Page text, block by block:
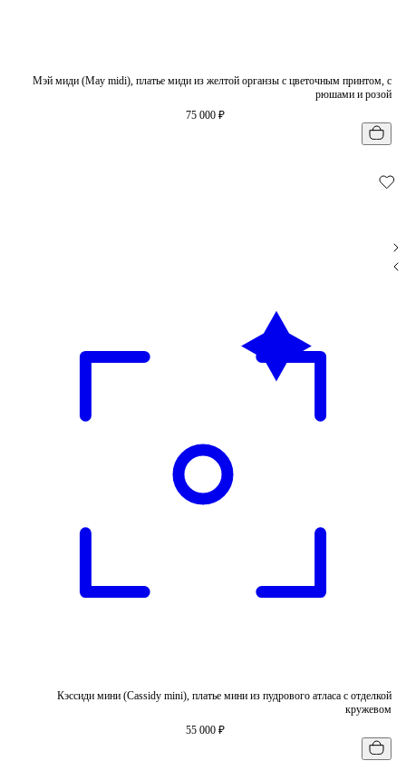
Мэй миди (May midi), платье миди из желтой органзы с цветочным принтом, с
рюшами и розой
75 000 ₽
Кэссиди мини (Cassidy mini), платье мини из пудрового атласа с отделкой
кружевом
55 000 ₽